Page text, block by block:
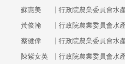
蘇惠美 ｜ 行政院農業委員會水
黃俊翰
｜ 行政院農業委員會水
蔡健偉
｜ 行政院農業委員會水
陳紫女英
｜ 行政院農業委員會水